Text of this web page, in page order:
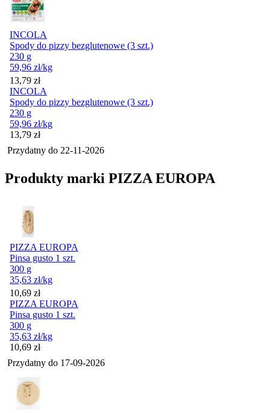
INCOLA
Spody do pizzy bezglutenowe (3 szt.)
230 g
59,96 zł/kg
Cena
13,79 zł
INCOLA
Spody do pizzy bezglutenowe (3 szt.)
230 g
59,96 zł/kg
Cena
13,79 zł
Przydatny do 22-11-2026
Produkty marki PIZZA EUROPA
PIZZA EUROPA
Pinsa gusto 1 szt.
300 g
35,63 zł/kg
Cena
10,69 zł
PIZZA EUROPA
Pinsa gusto 1 szt.
300 g
35,63 zł/kg
Cena
10,69 zł
Przydatny do 17-09-2026